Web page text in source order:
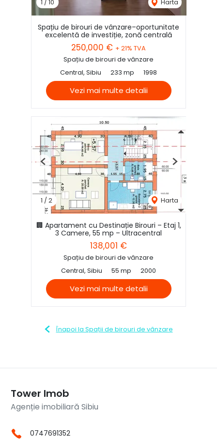
1 / 10 Harta
Spațiu de birouri de vânzare–oportunitate
excelentă de investiție, zonă centrală
250,000 € + 21% TVA
Spațiu de birouri de vânzare
Central, Sibiu
233 mp 1998
Vezi mai multe detalii
1 /2 Harta
Previous Next
🏢 Apartament cu Destinație Birouri – Etaj 1,
3 Camere, 55 mp – Ultracentral
138,001 €
Spațiu de birouri de vânzare
Central, Sibiu
55 mp 2000
Vezi mai multe detalii
Înapoi la Spații de birouri de vânzare
Tower Imob
Agenție imobiliară Sibiu
0747691352